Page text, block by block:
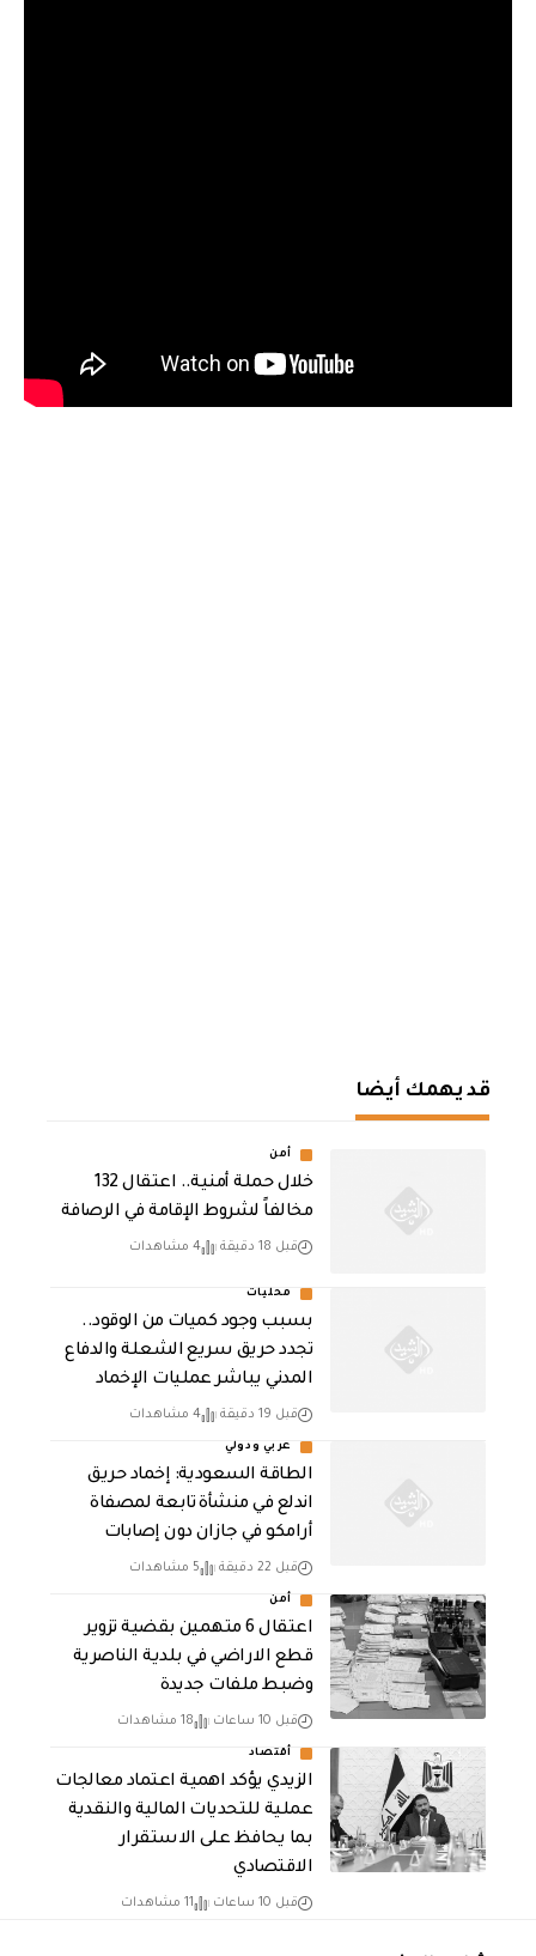
قد يهمك أيضا
أمن
خلال حملة أمنية.. اعتقال 132
مخالفاً لشروط الإقامة في الرصافة
قبل 18 دقيقة 4 مشاهدات
محليات
بسبب وجود كميات من الوقود..
تجدد حريق سريع الشعلة والدفاع
المدني يباشر عمليات الإخماد
قبل 19 دقيقة 4 مشاهدات
عربي ودولي
‏الطاقة السعودية: إخماد حريق
اندلع في منشأة تابعة لمصفاة
أرامكو في جازان دون إصابات
قبل 22 دقيقة 5 مشاهدات
أمن
اعتقال 6 متهمين بقضية تزوير
قطع الاراضي في بلدية الناصرية
وضبط ملفات جديدة
قبل 10 ساعات 18 مشاهدات
أقتصاد
الزيدي يؤكد اهمية اعتماد معالجات
عملية للتحديات المالية والنقدية
بما يحافظ على الاستقرار
الاقتصادي
قبل 10 ساعات 11 مشاهدات